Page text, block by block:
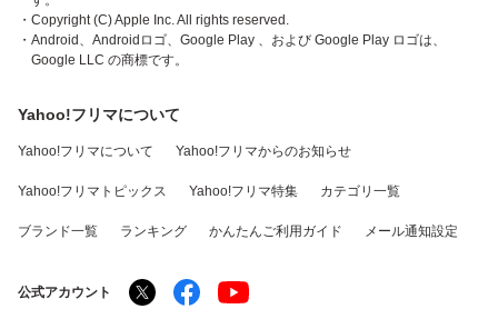
・Copyright (C) Apple Inc. All rights reserved.
・Android、Androidロゴ、Google Play 、および Google Play ロゴは、
Google LLC の商標です。
Yahoo!フリマについて
Yahoo!フリマについて Yahoo!フリマからのお知らせ
Yahoo!フリマトピックス Yahoo!フリマ特集 カテゴリ一覧
ブランド一覧 ランキング かんたんご利用ガイド メール通知設定
公式アカウント